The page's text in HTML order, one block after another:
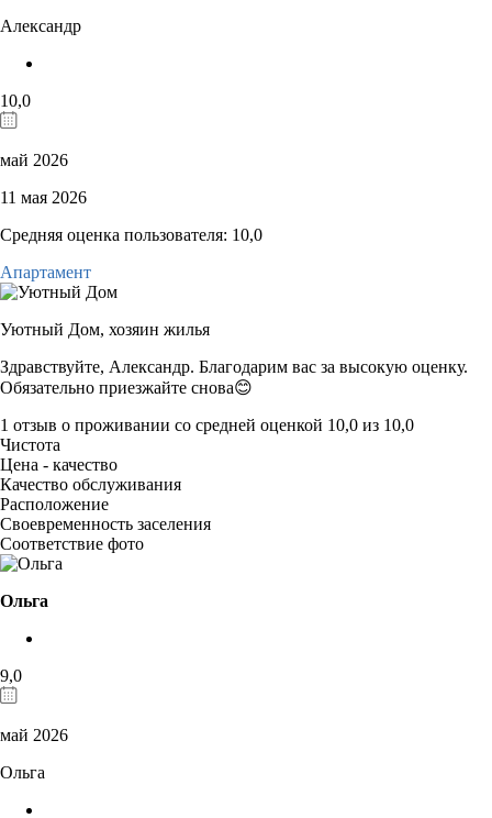
Александр
10,0
май 2026
11 мая 2026
Средняя оценка пользователя: 10,0
Апартамент
Уютный Дом, хозяин жилья
Здравствуйте, Александр. Благодарим вас за высокую оценку.
Обязательно приезжайте снова😊
1 отзыв о проживании со средней оценкой 10,0 из 10,0
Чистота
Цена - качество
Качество обслуживания
Расположение
Своевременность заселения
Соответствие фото
Ольга
9,0
май 2026
Ольга